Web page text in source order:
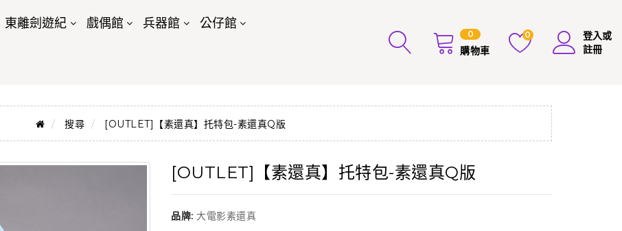
東離劍遊紀 戲偶館 兵器館 公仔館
0
購物車
0
登入或
註冊
搜尋 [OUTLET]【素還真】托特包-素還真Q版
[OUTLET]【素還真】托特包-素還真Q版
品牌: 大電影素還真